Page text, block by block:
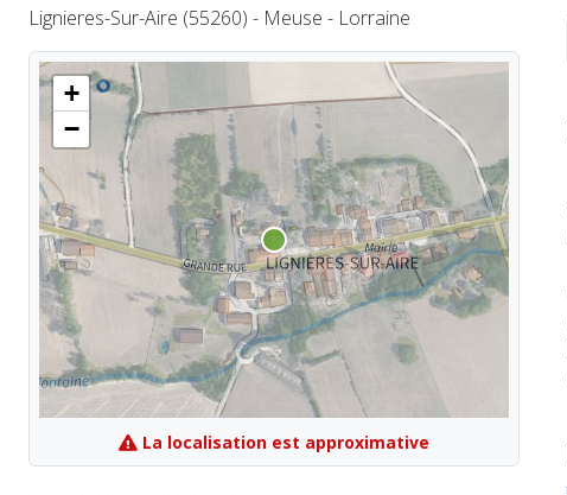
Lignieres-Sur-Aire (55260) - Meuse - Lorraine
+
−
La localisation est approximative